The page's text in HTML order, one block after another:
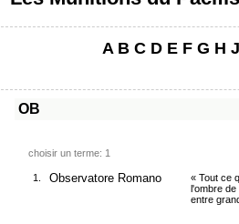
A B C D E F G H J
OB
choisir un terme: 1
1. Observatore Romano
« Tout ce
l'ombre de
entre